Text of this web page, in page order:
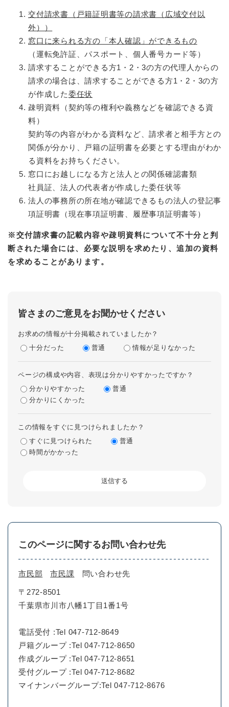
交付請求書（戸籍証明書等の請求書（広域交付以
外））
窓口に来られる方の「本人確認」ができるもの
（運転免許証、パスポート、個人番号カード等）
請求することができる方1・2・3の方の代理人からの
請求の場合は、請求することができる方1・2・3の方
が作成した委任状
疎明資料（契約等の権利や義務などを確認できる資
料）
契約等の内容がわかる資料など、請求者と相手方との
関係が分かり、戸籍の証明書を必要とする理由がわか
る資料をお持ちください。
窓口にお越しになる方と法人との関係確認書類
社員証、法人の代表者が作成した委任状等
法人の事務所の所在地が確認できるもの法人の登記事
項証明書（現在事項証明書、履歴事項証明書等）
※交付請求書の記載内容や疎明資料について不十分と判
断された場合には、必要な説明を求めたり、追加の資料
を求めることがあります。
皆さまのご意見をお聞かせください
お求めの情報が十分掲載されていましたか？
十分だった
普通 情報が足りなかった
ページの構成や内容、表現は分かりやすかったですか？
分かりやすかった
普通
分かりにくかった
この情報をすぐに見つけられましたか？
すぐに見つけられた
普通
時間がかかった
このページに関するお問い合わせ先
市民部 市民課 問い合わせ先
〒272-8501
千葉県市川市八幡1丁目1番1号
電話受付 :Tel 047-712-8649
戸籍グループ :Tel 047-712-8650
作成グループ :Tel 047-712-8651
受付グループ :Tel 047-712-8682
マイナンバーグループ:Tel 047-712-8676